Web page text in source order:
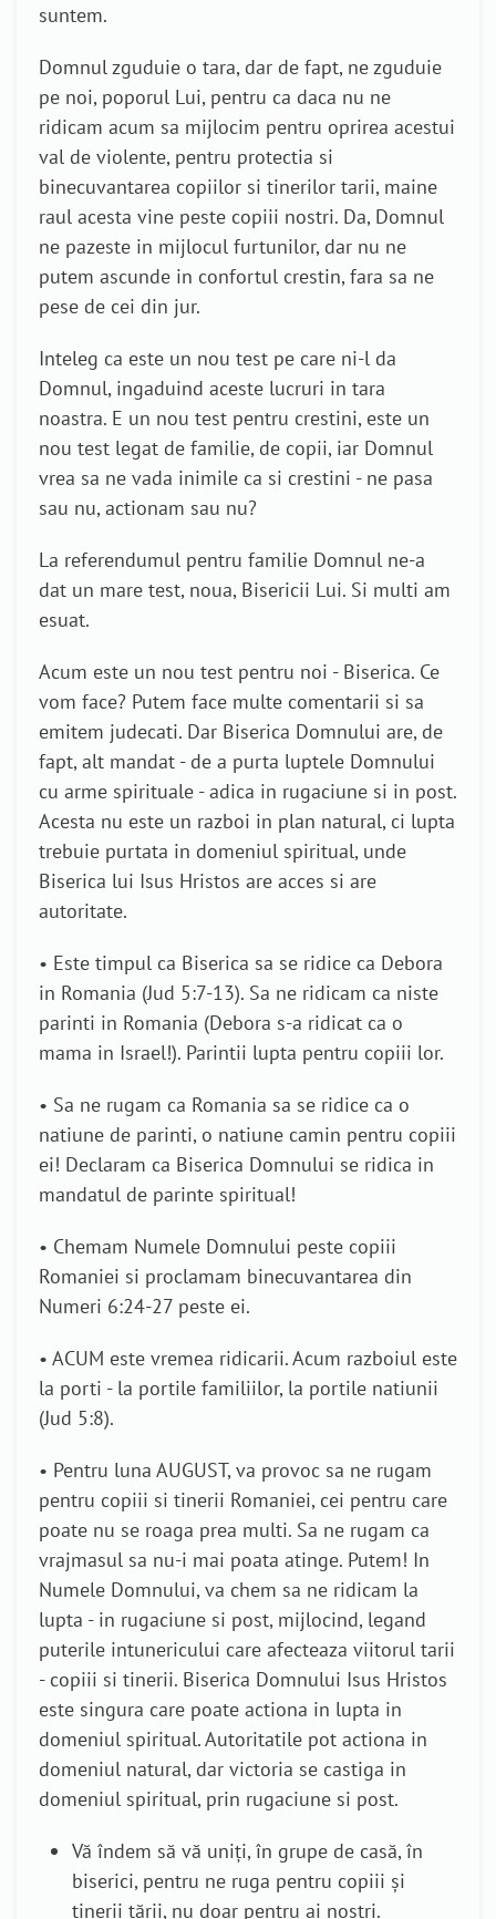
suntem.
Domnul zguduie o tara, dar de fapt, ne zguduie
pe noi, poporul Lui, pentru ca daca nu ne
ridicam acum sa mijlocim pentru oprirea acestui
val de violente, pentru protectia si
binecuvantarea copiilor si tinerilor tarii, maine
raul acesta vine peste copiii nostri. Da, Domnul
ne pazeste in mijlocul furtunilor, dar nu ne
putem ascunde in confortul crestin, fara sa ne
pese de cei din jur.
Inteleg ca este un nou test pe care ni-l da
Domnul, ingaduind aceste lucruri in tara
noastra. E un nou test pentru crestini, este un
nou test legat de familie, de copii, iar Domnul
vrea sa ne vada inimile ca si crestini - ne pasa
sau nu, actionam sau nu?
La referendumul pentru familie Domnul ne-a
dat un mare test, noua, Bisericii Lui. Si multi am
esuat.
Acum este un nou test pentru noi - Biserica. Ce
vom face? Putem face multe comentarii si sa
emitem judecati. Dar Biserica Domnului are, de
fapt, alt mandat - de a purta luptele Domnului
cu arme spirituale - adica in rugaciune si in post.
Acesta nu este un razboi in plan natural, ci lupta
trebuie purtata in domeniul spiritual, unde
Biserica lui Isus Hristos are acces si are
autoritate.
• Este timpul ca Biserica sa se ridice ca Debora
in Romania (Jud 5:7-13). Sa ne ridicam ca niste
parinti in Romania (Debora s-a ridicat ca o
mama in Israel!). Parintii lupta pentru copiii lor.
• Sa ne rugam ca Romania sa se ridice ca o
natiune de parinti, o natiune camin pentru copiii
ei! Declaram ca Biserica Domnului se ridica in
mandatul de parinte spiritual!
• Chemam Numele Domnului peste copiii
Romaniei si proclamam binecuvantarea din
Numeri 6:24-27 peste ei.
• ACUM este vremea ridicarii. Acum razboiul este
la porti - la portile familiilor, la portile natiunii
(Jud 5:8).
• Pentru luna AUGUST, va provoc sa ne rugam
pentru copiii si tinerii Romaniei, cei pentru care
poate nu se roaga prea multi. Sa ne rugam ca
vrajmasul sa nu-i mai poata atinge. Putem! In
Numele Domnului, va chem sa ne ridicam la
lupta - in rugaciune si post, mijlocind, legand
puterile intunericului care afecteaza viitorul tarii
- copiii si tinerii. Biserica Domnului Isus Hristos
este singura care poate actiona in lupta in
domeniul spiritual. Autoritatile pot actiona in
domeniul natural, dar victoria se castiga in
domeniul spiritual, prin rugaciune si post.
Vă îndem să vă uniți, în grupe de casă, în
biserici, pentru ne ruga pentru copiii și
tinerii țării, nu doar pentru ai noștri.